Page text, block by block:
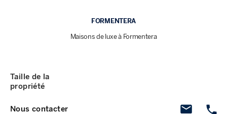
FORMENTERA
Maisons de luxe à Formentera
Nous contacter
Taille de la
propriété